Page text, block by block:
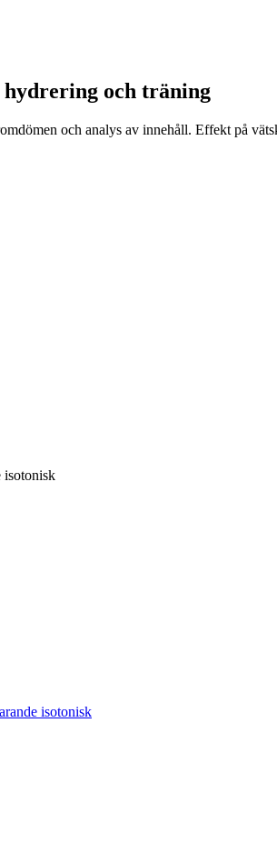
och träning
och analys av innehåll. Effekt på
isotonisk
isotonisk